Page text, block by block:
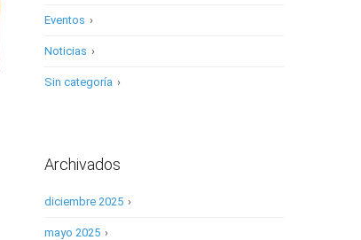
›
Eventos
›
Noticias
›
Sin categoría
Archivados
›
diciembre 2025
›
mayo 2025